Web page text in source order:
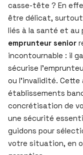
casse-tête ? En
être délicat,
liés à la santé et au
emprunteur senior
incontournable : il
sécurise
ou l’invalidité.
établissements
concrétisation de
une sécurité
guidons pour
votre situation, en